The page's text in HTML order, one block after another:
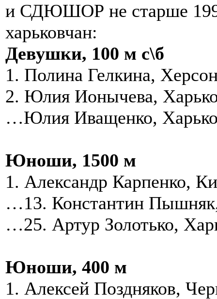
и СДЮШОР не старше
харьковчан:
Девушки, 100 м с\б
1. Полина Гелкина,
2. Юлия Ионычева,
…Юлия Иващенко,
Юноши, 1500 м
1. Александр Карпенко,
…13. Константин
…25. Артур Золотько,
Юноши, 400 м
1. Алексей Поздняков,